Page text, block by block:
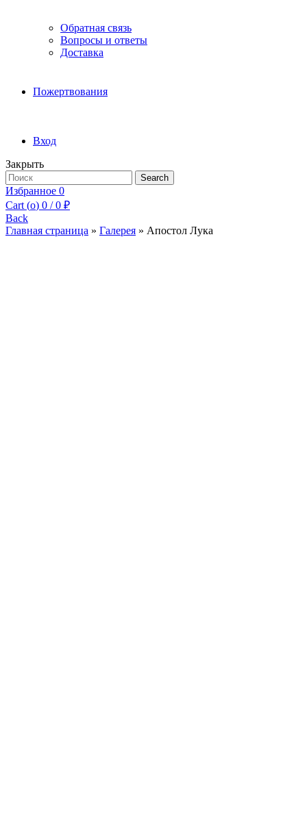
Обратная связь
Вопросы и ответы
Доставка
Пожертвования
Вход
Закрыть
Search
for:
Search
Избранное 0
Cart (o) 0 / 0 ₽
Back
Главная страница » Галерея » Апостол Лука